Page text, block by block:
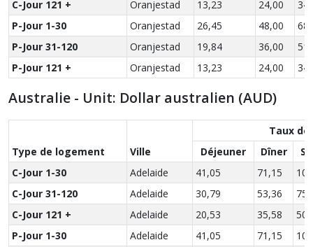
C-Jour 121 +
Oranjestad 13,23 24,00
P-Jour 1-30
Oranjestad 26,45 48,00
P-Jour 31-120
Oranjestad 19,84 36,00
P-Jour 121 +
Oranjestad 13,23 24,00
Australie - Unit: Dollar australien (AUD)
Type de logement Ville
Taux
Déjeuner
Dîner
C-Jour 1-30
Adelaide 41,05 71,15
C-Jour 31-120
Adelaide 30,79 53,36
C-Jour 121 +
Adelaide 20,53 35,58
P-Jour 1-30
Adelaide 41,05 71,15